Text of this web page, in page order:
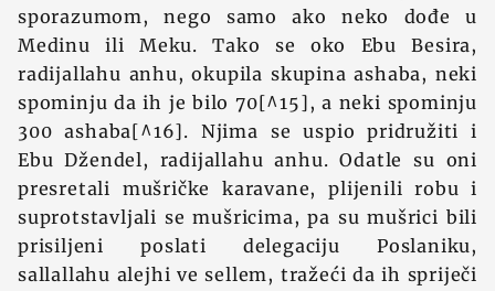
sporazumom, nego samo ako neko dođe u
Medinu ili Meku. Tako se oko Ebu Besira,
radijallahu anhu, okupila skupina ashaba, neki
spominju da ih je bilo 70[^15], a neki spominju
300 ashaba[^16]. Njima se uspio pridružiti i
Ebu Džendel, radijallahu anhu. Odatle su oni
presretali mušričke karavane, plijenili robu i
suprotstavljali se mušricima, pa su mušrici bili
prisiljeni poslati delegaciju Poslaniku,
sallallahu alejhi ve sellem, tražeći da ih spriječi